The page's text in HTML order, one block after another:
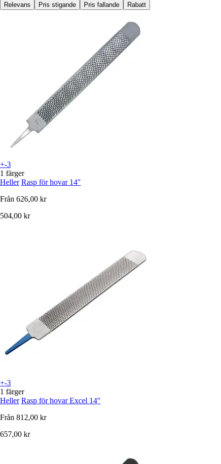
Relevans
Pris stigande Pris fallande Rabatt
+-3
1 färger
Heller Rasp för hovar 14"
Från 626,00 kr
504,00 kr
+-3
1 färger
Heller Rasp för hovar Excel 14"
Från 812,00 kr
657,00 kr